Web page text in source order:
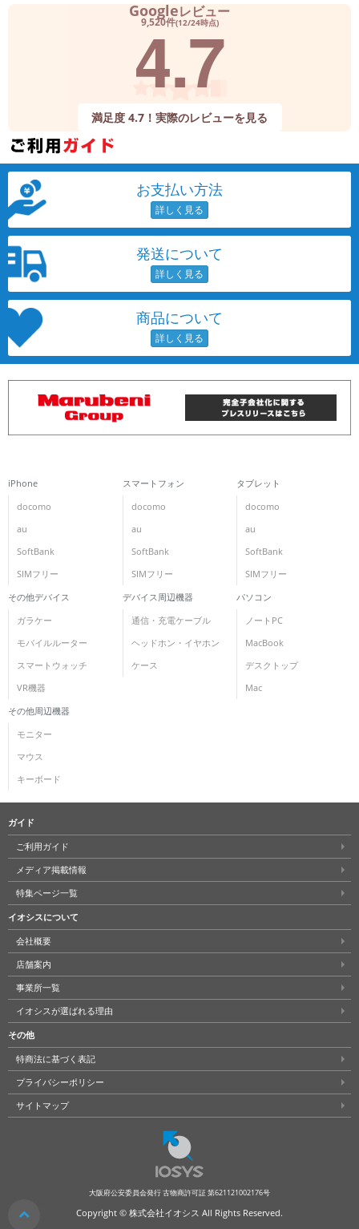
Googleレビュー
9,520件(12/24時点)
4.7
満足度 4.7！実際のレビューを見る
お支払い方法
発送について
商品について
iPhone
docomo
au
SoftBank
SIMフリー
スマートフォン
docomo
au
SoftBank
SIMフリー
タブレット
docomo
au
SoftBank
SIMフリー
その他デバイス
ガラケー
モバイルルーター
スマートウォッチ
VR機器
デバイス周辺機器
通信・充電ケーブル
ヘッドホン・イヤホン
ケース
パソコン
ノートPC
MacBook
デスクトップ
Mac
その他周辺機器
モニター
マウス
キーボード
ガイド
ご利用ガイド
メディア掲載情報
特集ページ一覧
イオシスについて
会社概要
店舗案内
事業所一覧
イオシスが選ばれる理由
その他
特商法に基づく表記
プライバシーポリシー
サイトマップ
大阪府公安委員会発行 古物商許可証 第621121002176号
Copyright © 株式会社イオシス All Rights Reserved.